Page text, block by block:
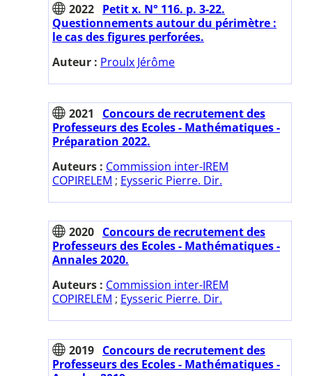
2022 Petit x. N° 116. p. 3-22.
Questionnements autour du périmètre :
le cas des figures perforées.
Auteur : Proulx Jérôme
2021
Concours de recrutement des
Professeurs des Ecoles - Mathématiques -
Préparation 2022.
Auteurs : Commission inter-IREM
COPIRELEM ; Eysseric Pierre. Dir.
2020 Concours de recrutement des
Professeurs des Ecoles - Mathématiques -
Annales 2020.
Auteurs : Commission inter-IREM
COPIRELEM ; Eysseric Pierre. Dir.
2019 Concours de recrutement des
Professeurs des Ecoles - Mathématiques -